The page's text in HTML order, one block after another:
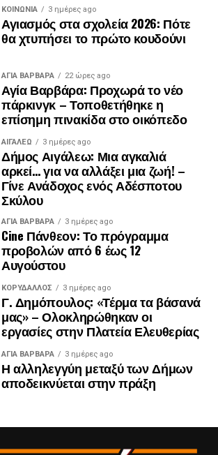
ΚΟΙΝΩΝΊΑ 3 ημέρες ago
Αγιασμός στα σχολεία 2026: Πότε
θα χτυπήσει το πρώτο κουδούνι
ΑΓΙΑ ΒΑΡΒΑΡΑ 22 ώρες ago
Αγία Βαρβάρα: Προχωρά το νέο
πάρκινγκ – Τοποθετήθηκε η
επίσημη πινακίδα στο οικόπεδο
ΑΙΓΑΛΕΩ 3 ημέρες ago
Δήμος Αιγάλεω: Μια αγκαλιά
αρκεί… για να αλλάξει μια ζωή! –
Γίνε Ανάδοχος ενός Αδέσποτου
Σκύλου
ΑΓΙΑ ΒΑΡΒΑΡΑ 3 ημέρες ago
Cine Πάνθεον: Το πρόγραμμα
προβολών από 6 έως 12
Αυγούστου
ΚΟΡΥΔΑΛΛΟΣ 3 ημέρες ago
Γ. Δημόπουλος: «Τέρμα τα βάσανά
μας» – Ολοκληρώθηκαν οι
εργασίες στην Πλατεία Ελευθερίας
ΑΓΙΑ ΒΑΡΒΑΡΑ 3 ημέρες ago
Η αλληλεγγύη μεταξύ των Δήμων
αποδεικνύεται στην πράξη